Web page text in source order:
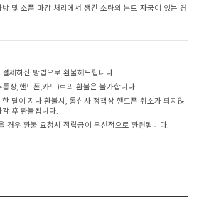
및 소품 마감 처리에서 생긴 소량의 본드 자국이 있는 경
제하신 방법으로 환불해드립니다
장,핸드폰,카드)로의 환불은 불가합니다.
달이 지나 환불시, 통신사 정책상 핸드폰 취소가 되지않
후 환불됩니다.
경우 환불 요청시 적립금이 우선적으로 환원됩니다.